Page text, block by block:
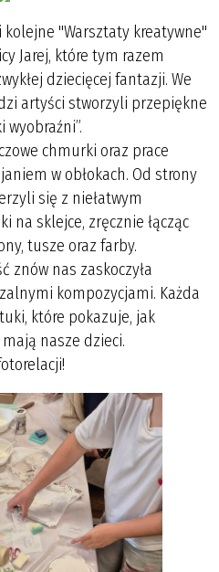
kolejne "Warsztaty kreatywne"
Jarej, które tym razem
dziecięcej fantazji. We
artyści stworzyli przepiękne
wyobraźni”.
chmurki oraz prace
w obłokach. Od strony
się z niełatwym
na sklejce, zręcznie łącząc
tusze oraz farby.
znów nas zaskoczyła
kompozycjami. Każda
które pokazuje, jak
nasze dzieci.